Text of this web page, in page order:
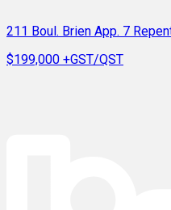
211 Boul. Brien App. 7
$199,000 +GST/QST